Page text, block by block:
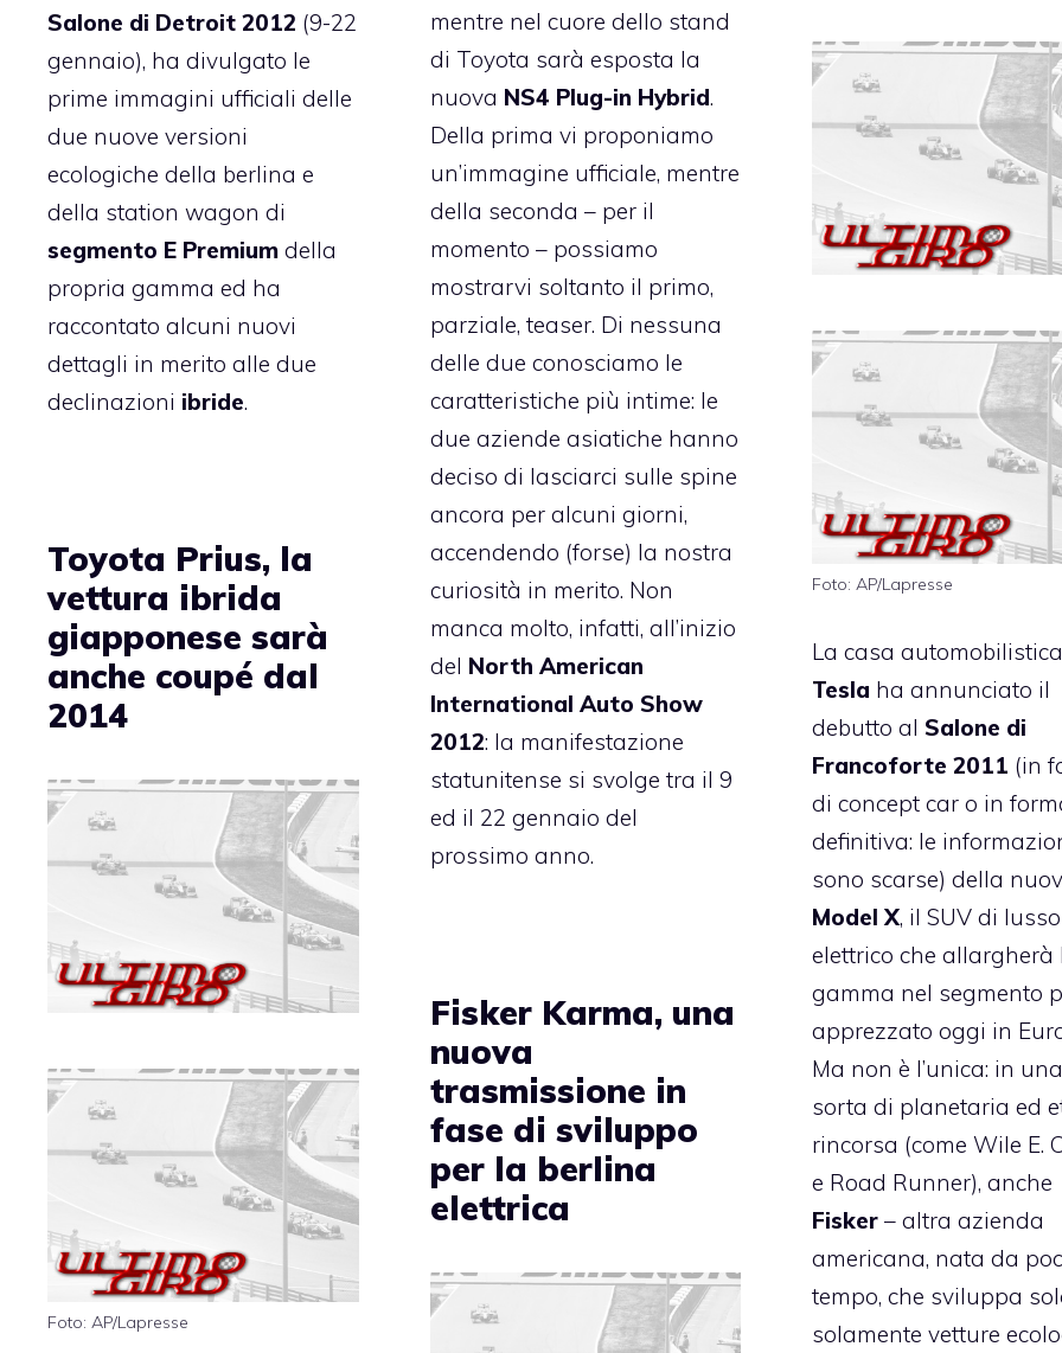
Salone di Detroit 2012 (9-22
gennaio), ha divulgato le
prime immagini ufficiali delle
due nuove versioni
ecologiche della berlina e
della station wagon di
segmento E Premium della
propria gamma ed ha
raccontato alcuni nuovi
dettagli in merito alle due
declinazioni ibride.
mentre nel cuore dello stand
di Toyota sarà esposta la
nuova NS4 Plug-in Hybrid.
Della prima vi proponiamo
un’immagine ufficiale, mentre
della seconda – per il
momento – possiamo
mostrarvi soltanto il primo,
parziale, teaser. Di nessuna
delle due conosciamo le
caratteristiche più intime: le
due aziende asiatiche hanno
deciso di lasciarci sulle spine
ancora per alcuni giorni,
accendendo (forse) la nostra
curiosità in merito. Non
manca molto, infatti, all’inizio
del North American
International Auto Show
2012: la manifestazione
statunitense si svolge tra il 9
ed il 22 gennaio del
prossimo anno.
Foto: AP/Lapresse
La casa
Tesla ha annunciato il
debutto alSalone di
Francoforte 2011 (in
di concept car o in
definitiva: le
sono scarse) della
Model X, il SUV di lusso
elettrico che allargherà
gamma nel segmento
apprezzato oggi in
Ma non è l’unica: in
sorta di planetaria ed
rincorsa (come Wile E.
e Road Runner), anche
Fisker– altra azienda
americana, nata da
tempo, che sviluppa
solamente vetture
Toyota Prius, la
vettura ibrida
giapponese sarà
anche coupé dal
2014
Foto: AP/Lapresse
Fisker Karma, una
nuova
trasmissione in
fase di sviluppo
per la berlina
elettrica